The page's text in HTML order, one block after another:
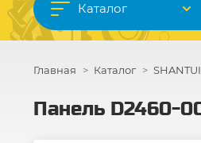
Каталог
Главная Каталог
Панель D2460-